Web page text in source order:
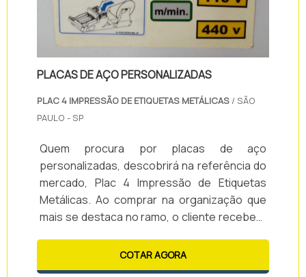
PLACAS DE AÇO PERSONALIZADAS
PLAC 4 IMPRESSÃO DE ETIQUETAS METÁLICAS / SÃO
PAULO - SP
Quem procura por placas de aço
personalizadas, descobrirá na referência do
mercado, Plac 4 Impressão de Etiquetas
Metálicas. Ao comprar na organização que
mais se destaca no ramo, o cliente receberá
garantia de adquirir produtos que solucionem
qualquer demanda.Quando o tema é placas
COTAR AGORA